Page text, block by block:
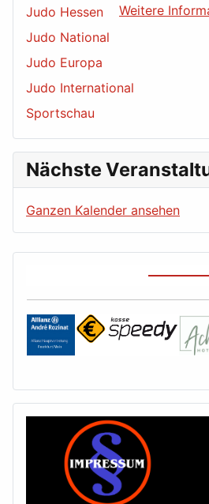
Judo Hessen
Judo National
Judo Europa
Judo International
Sportschau
Nächste
Ganzen Kalender ansehen
Weitere